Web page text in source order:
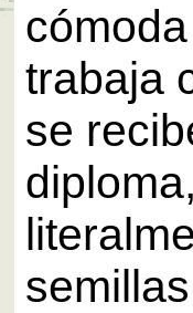
trabaja
se